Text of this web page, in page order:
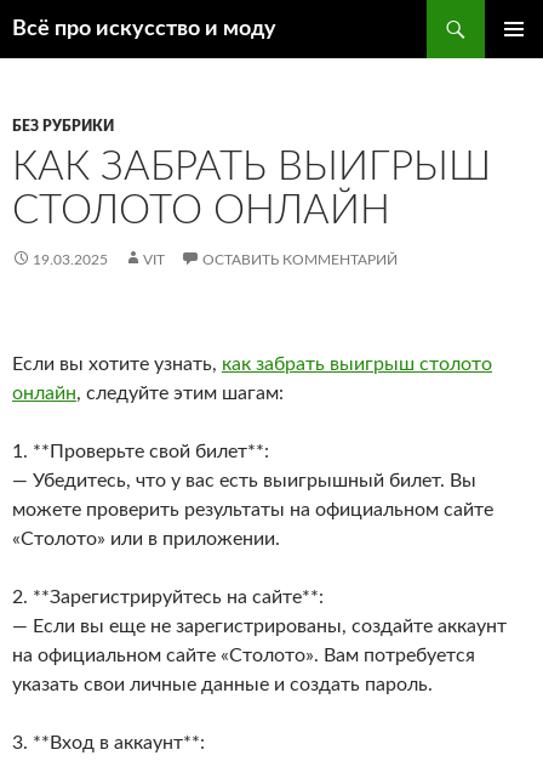
Всё про искусство и моду
БЕЗ РУБРИКИ
КАК ЗАБРАТЬ ВЫИГРЫШ
СТОЛОТО ОНЛАЙН
19.03.2025 VIT ОСТАВИТЬ КОММЕНТАРИЙ
Если вы хотите узнать, как забрать выигрыш столото
онлайн, следуйте этим шагам:
1. **Проверьте свой билет**:
— Убедитесь, что у вас есть выигрышный билет. Вы
можете проверить результаты на официальном сайте
«Столото» или в приложении.
2. **Зарегистрируйтесь на сайте**:
— Если вы еще не зарегистрированы, создайте аккаунт
на официальном сайте «Столото». Вам потребуется
указать свои личные данные и создать пароль.
3. **Вход в аккаунт**: